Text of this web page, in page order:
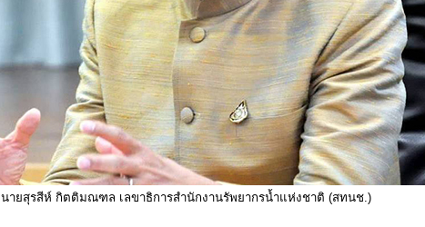
นายสุรสีห์ กิตติมณฑล เลขาธิการสำนักงานรัพยากรน้ำแห่งชาติ (สทนช.)